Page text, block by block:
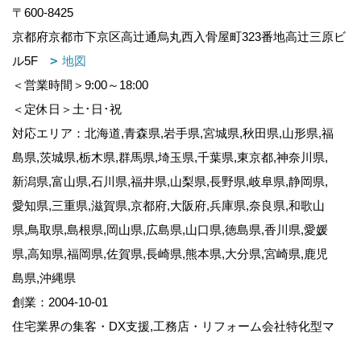
〒600-8425
京都府京都市下京区高辻通烏丸西入骨屋町323番地高辻三原ビ
ル5F
地図
＜営業時間＞9:00～18:00
＜定休日＞土･日･祝
対応エリア：北海道,青森県,岩手県,宮城県,秋田県,山形県,福
島県,茨城県,栃木県,群馬県,埼玉県,千葉県,東京都,神奈川県,
新潟県,富山県,石川県,福井県,山梨県,長野県,岐阜県,静岡県,
愛知県,三重県,滋賀県,京都府,大阪府,兵庫県,奈良県,和歌山
県,鳥取県,島根県,岡山県,広島県,山口県,徳島県,香川県,愛媛
県,高知県,福岡県,佐賀県,長崎県,熊本県,大分県,宮崎県,鹿児
島県,沖縄県
創業：2004-10-01
住宅業界の集客・DX支援,工務店・リフォーム会社特化型マ